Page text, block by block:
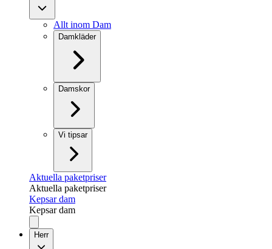
Allt inom Dam
Damkläder
Damskor
Vi tipsar
Aktuella paketpriser
Aktuella paketpriser
Kepsar dam
Kepsar dam
Herr